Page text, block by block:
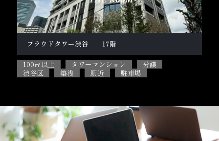
プラウドタワー渋谷 17階
100㎡以上 タワーマンション
分譲
渋谷区
築浅 駅近 駐車場